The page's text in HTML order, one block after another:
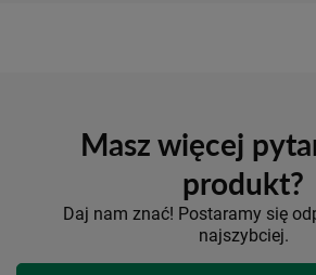
Masz więcej
produkt?
Daj nam znać! Postaramy się
najszybciej.